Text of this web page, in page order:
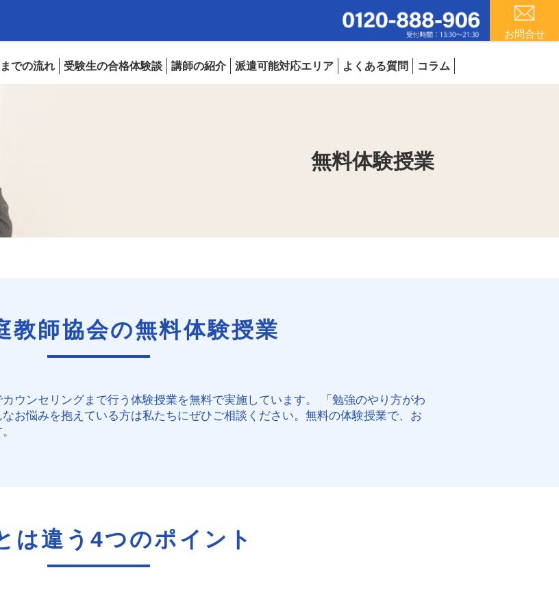
お問合せ
での流れ 受験生の合格体験談 講師の紹介 派遣可能対応エリア よくある質問 コラム
無料体験授業
教師協会の無料体験授業
ウンセリングまで行う体験授業を無料で実施しています。 「勉強のやり方がわ
お悩みを抱えている方は私たちにぜひご相談ください。無料の体験授業で、お
は違う 4つのポイント